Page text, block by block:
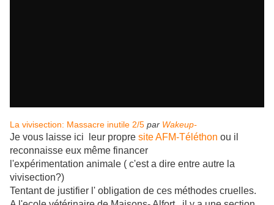
La vivisection: Massacre inutile 2/5 par Wakeup-
Je vous laisse ici leur propre site AFM-Téléthon ou il
reconnaisse eux même financer
l'expérimentation animale ( c'est a dire entre autre la
vivisection?)
Tentant de justifier l' obligation de ces méthodes cruelles.